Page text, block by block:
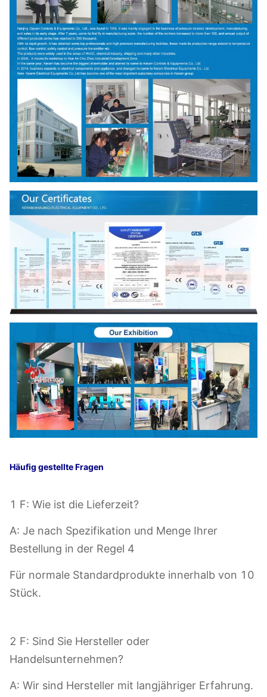
Häufig gestellte Fragen
1 F: Wie ist die Lieferzeit?
A: Je nach Spezifikation und Menge Ihrer
Bestellung in der Regel 4
Für normale Standardprodukte innerhalb von 10
Stück.
2 F: Sind Sie Hersteller oder
Handelsunternehmen?
A: Wir sind Hersteller mit langjähriger Erfahrung.